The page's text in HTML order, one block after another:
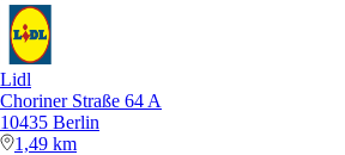
Lidl
Choriner Straße 64 A
10435 Berlin
1,49 km